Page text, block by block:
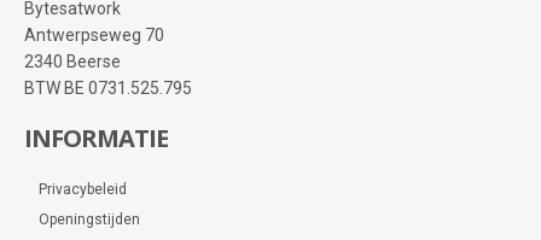
Bytesatwork
Antwerpseweg 70
2340 Beerse
BTW BE 0731.525.795
INFORMATIE
Privacybeleid
Openingstijden